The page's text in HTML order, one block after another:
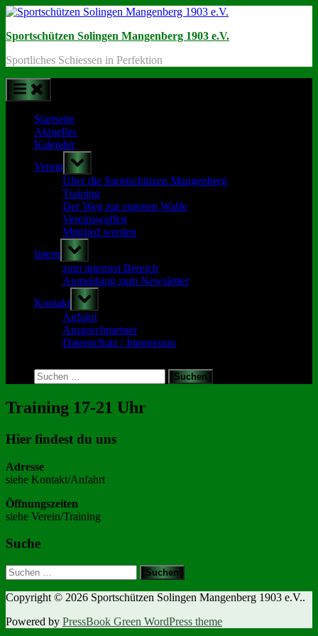
Skip
content
Sportschützen Solingen Mangenberg 1903 e.V.
Sportliches Schiessen in Perfektion
Startseite
Aktuelles
Kalender
Verein
Toggle
sub-
menu
Über die Sportschützen Mangenberg
Training
Der Weg zur eigenen Waffe
Vereinswaffen
Mitglied werden
Intern
Toggle
sub-
menu
zum internen Bereich
Anmeldung zum Newsletter
Kontakt
Toggle
sub-
menu
Anfahrt
Ansprechpartner
Datenschutz / Impressum
search
form
Suchen
nach:
Training 17-21 Uhr
Hier findest du uns
Adresse
siehe Kontakt/Anfahrt
Öffnungszeiten
siehe Verein/Training
Suche
Suchen
nach:
Copyright © 2026 Sportschützen Solingen Mangenberg 1903 e.V..
Powered by PressBook Green WordPress theme